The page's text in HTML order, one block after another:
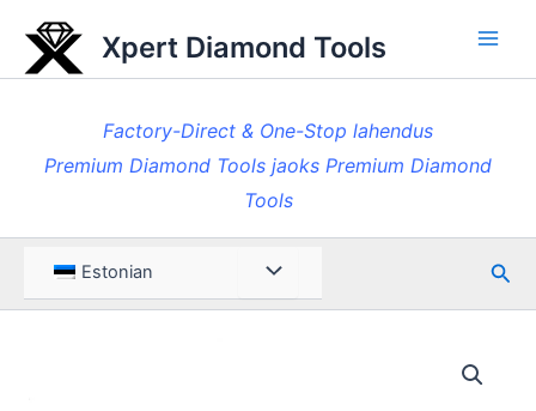
content
Xpert Diamond Tools
Factory-Direct & One-Stop lahendus
Premium Diamond Tools jaoks Premium Diamond
Tools
Estonian Menüü Otsi